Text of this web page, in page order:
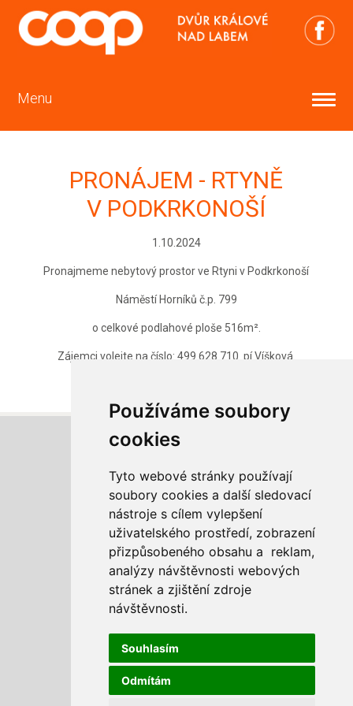
Používáme soubory
cookies
Tyto webové stránky používají
soubory cookies a další sledovací
nástroje s cílem vylepšení
uživatelského prostředí, zobrazení
přizpůsobeného obsahu a reklam,
analýzy návštěvnosti webových
stránek a zjištění zdroje
návštěvnosti.
Souhlasím
Odmítám
Menu
PRONÁJEM - RTYNĚ
V PODKRKONOŠÍ
1.10.2024
Pronajmeme nebytový prostor ve Rtyni v Podkrkonoší
Náměstí Horníků č.p. 799
o celkové podlahové ploše 516m².
Zájemci volejte na číslo: 499 628 710 pí Víšková.
COOP Dvůr Králové n.L., družstvo
544 01 Dvůr Králové nad Labem
+420499 628 721
sekretariat@coopdk.cz